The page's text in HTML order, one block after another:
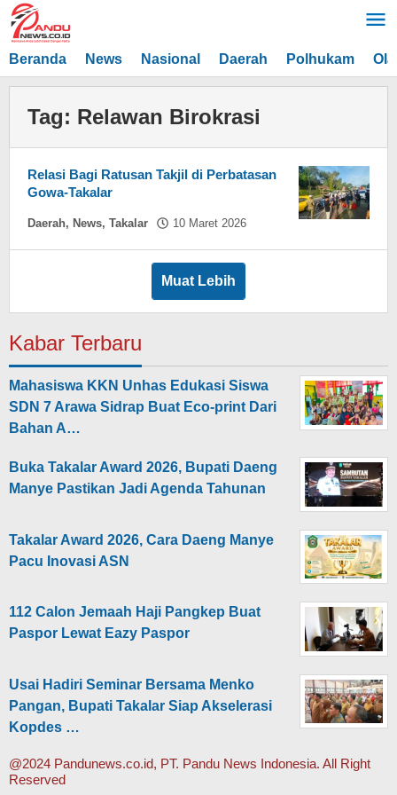
Lewati
ke
konten
Beranda News Nasional Daerah Polhukam
Tag: Relawan Birokrasi
Relasi Bagi Ratusan Takjil di Perbatasan
Gowa-Takalar
Daerah, News, Takalar 10 Maret 2026
Muat Lebih
Kabar Terbaru
Mahasiswa KKN Unhas Edukasi Siswa
SDN 7 Arawa Sidrap Buat Eco-print Dari
Bahan A…
Buka Takalar Award 2026, Bupati Daeng
Manye Pastikan Jadi Agenda Tahunan
Takalar Award 2026, Cara Daeng Manye
Pacu Inovasi ASN
112 Calon Jemaah Haji Pangkep Buat
Paspor Lewat Eazy Paspor
Usai Hadiri Seminar Bersama Menko
Pangan, Bupati Takalar Siap Akselerasi
Kopdes …
@2024 Pandunews.co.id, PT. Pandu News Indonesia. All Right
Reserved